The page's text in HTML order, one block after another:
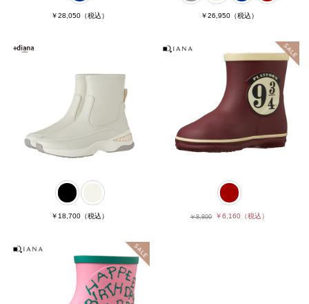
￥28,050 （税込） ￥26,950（税込）
￥18,700 （税込） ￥8,800 ￥6,160 （税込）